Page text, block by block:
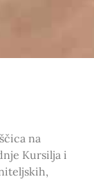
na
Kursilja i